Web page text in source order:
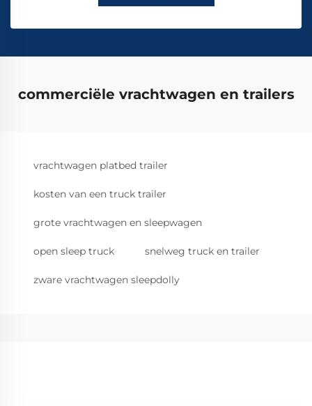
commerciële vrachtwagen en trailers
vrachtwagen platbed trailer
kosten van een truck trailer
grote vrachtwagen en sleepwagen
open sleep truck snelweg truck en trailer
zware vrachtwagen sleepdolly